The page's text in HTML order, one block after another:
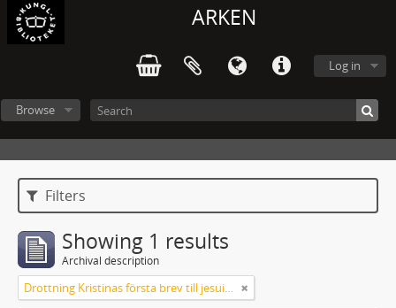
ARKEN
Log in
Browse
Filters
Showing 1 results
Archival description
Drottning Kristinas första brev till jesuitgeneralen 1651